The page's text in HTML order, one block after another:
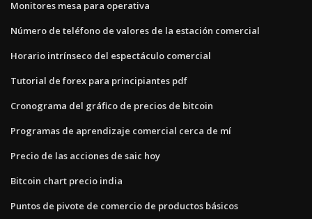
Monitores mesa para operativa
Número de teléfono de valores de la estación comercial
Horario intrínseco del espectáculo comercial
Tutorial de forex para principiantes pdf
Cronograma del gráfico de precios de bitcoin
Programas de aprendizaje comercial cerca de mí
Precio de las acciones de saic hoy
Bitcoin chart precio india
Puntos de pivote de comercio de productos básicos